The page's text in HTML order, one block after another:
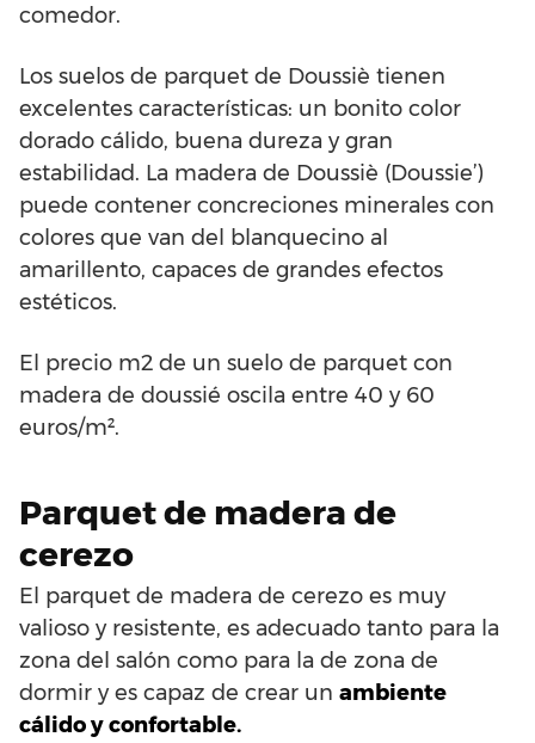
comedor.
Los suelos de parquet de Doussiè tienen
excelentes características: un bonito color
dorado cálido, buena dureza y gran
estabilidad. La madera de Doussiè (Doussie’)
puede contener concreciones minerales con
colores que van del blanquecino al
amarillento, capaces de grandes efectos
estéticos.
El precio m2 de un suelo de parquet con
madera de doussié oscila entre 40 y 60
euros/m².
Parquet de madera de
cerezo
El parquet de madera de cerezo es muy
valioso y resistente, es adecuado tanto para la
zona del salón como para la de zona de
dormir y es capaz de crear un ambiente
cálido y confortable.